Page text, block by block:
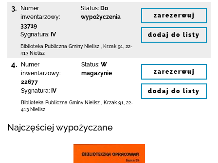
3.
Numer
inwentarzowy:
33719
Sygnatura: IV
Status: Do
wypożyczenia
Biblioteka Publiczna Gminy Nielisz Krzak 91
22-
413 Nielisz
zarezerwuj
dodaj do listy
4.
Numer
inwentarzowy:
22677
Sygnatura: IV
Status: W
magazynie
Biblioteka Publiczna Gminy Nielisz Krzak 91
22-
413 Nielisz
zarezerwuj
dodaj do listy
Najczęściej wypożyczane